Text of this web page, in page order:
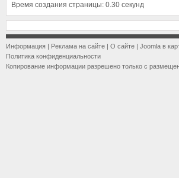
Время создания страницы: 0.30 секунд
Информация | Реклама на сайте | О сайте | Joomla в
Политика конфиденциальности
Копирование информации разрешено только с